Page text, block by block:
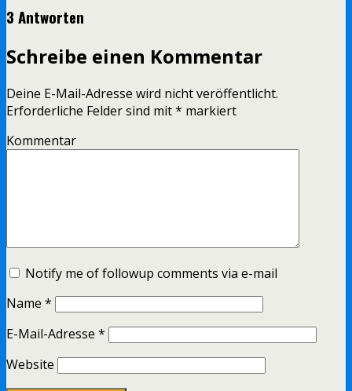
3 Antworten
Schreibe einen Kommentar
Deine E-Mail-Adresse wird nicht veröffentlicht.
Erforderliche Felder sind mit* markiert
Kommentar
Notify me of followup comments via e-mail
Name *
E-Mail-Adresse *
Website